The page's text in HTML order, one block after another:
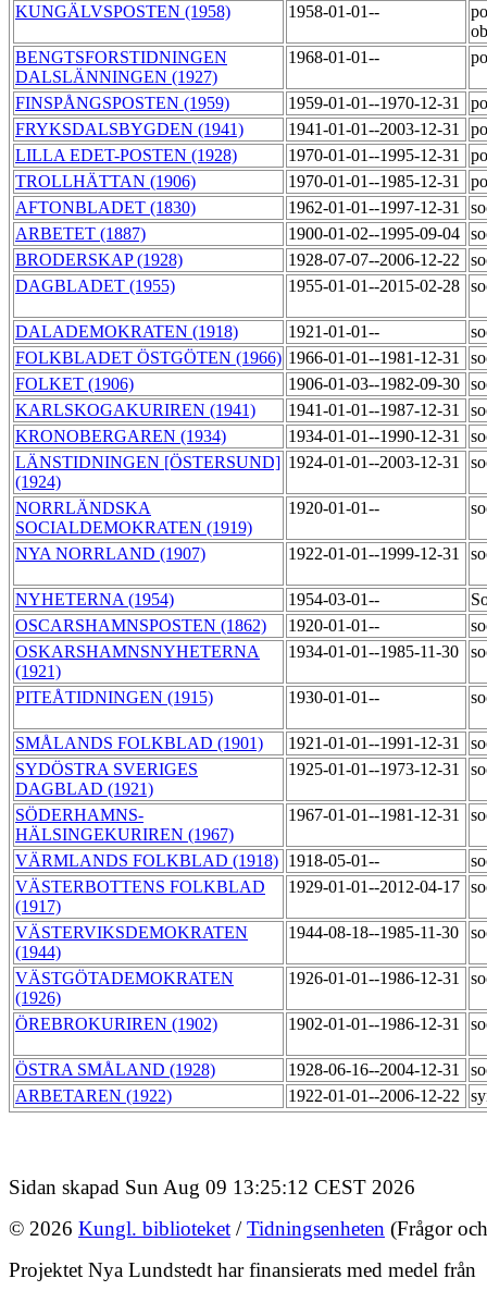
KUNGÄLVSPOSTEN (1958)
1958-01-01--
BENGTSFORSTIDNINGEN
DALSLÄNNINGEN (1927)
1968-01-01--
FINSPÅNGSPOSTEN (1959) 1959-01-01--1970-12-31
FRYKSDALSBYGDEN (1941)
1941-01-01--2003-12-31
LILLA EDET-POSTEN (1928)
1970-01-01--1995-12-31
TROLLHÄTTAN (1906)
1970-01-01--1985-12-31
AFTONBLADET (1830)
1962-01-01--1997-12-31
ARBETET (1887)
1900-01-02--1995-09-04
BRODERSKAP (1928)
1928-07-07--2006-12-22
DAGBLADET (1955)
1955-01-01--2015-02-28
DALADEMOKRATEN (1918) 1921-01-01--
FOLKBLADET ÖSTGÖTEN (1966) 1966-01-01--1981-12-31
FOLKET (1906)
1906-01-03--1982-09-30
KARLSKOGAKURIREN (1941)
1941-01-01--1987-12-31
KRONOBERGAREN (1934)
1934-01-01--1990-12-31
LÄNSTIDNINGEN [ÖSTERSUND]
(1924)
1924-01-01--2003-12-31
NORRLÄNDSKA
SOCIALDEMOKRATEN (1919)
1920-01-01--
NYA NORRLAND (1907) 1922-01-01--1999-12-31
NYHETERNA (1954) 1954-03-01--
OSCARSHAMNSPOSTEN (1862)
1920-01-01--
OSKARSHAMNSNYHETERNA
(1921)
1934-01-01--1985-11-30
PITEÅTIDNINGEN (1915) 1930-01-01--
SMÅLANDS FOLKBLAD (1901) 1921-01-01--1991-12-31
SYDÖSTRA SVERIGES
DAGBLAD (1921)
1925-01-01--1973-12-31
SÖDERHAMNS-
HÄLSINGEKURIREN (1967)
1967-01-01--1981-12-31
VÄRMLANDS FOLKBLAD (1918) 1918-05-01--
VÄSTERBOTTENS FOLKBLAD
(1917)
1929-01-01--2012-04-17
VÄSTERVIKSDEMOKRATEN
(1944)
1944-08-18--1985-11-30
VÄSTGÖTADEMOKRATEN
(1926)
1926-01-01--1986-12-31
ÖREBROKURIREN (1902) 1902-01-01--1986-12-31
ÖSTRA SMÅLAND (1928) 1928-06-16--2004-12-31
ARBETAREN (1922)
1922-01-01--2006-12-22
Sidan skapad Sun Aug 09 13:25:12 CEST 2026
© 2026 Kungl. biblioteket /Tidningsenheten (Frågor
Projektet Nya Lundstedt har finansierats med medel från